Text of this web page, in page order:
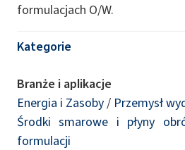
formulacjach O/W.
Kategorie
Branże i aplikacje
Energia i Zasoby / Przemysł
Środki smarowe i płyny
formulacji